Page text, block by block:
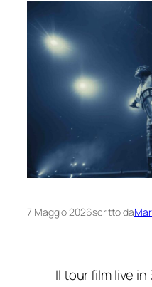
7 Maggio 2026scritto da
Il tour film live in